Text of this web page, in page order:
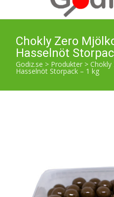
Chokly Zero
Hasselnöt
Godiz.se > Produkter >
Hasselnöt Storpack – 1 kg